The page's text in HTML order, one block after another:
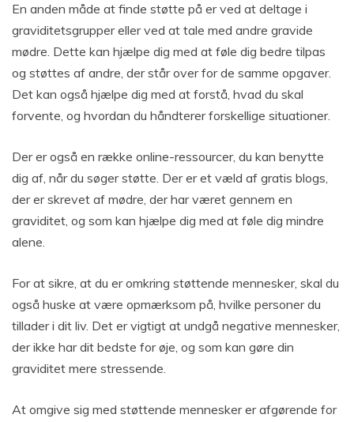
En anden måde at finde støtte på er ved at deltage i
graviditetsgrupper eller ved at tale med andre gravide
mødre. Dette kan hjælpe dig med at føle dig bedre tilpas
og støttes af andre, der står over for de samme opgaver.
Det kan også hjælpe dig med at forstå, hvad du skal
forvente, og hvordan du håndterer forskellige situationer.
Der er også en række online-ressourcer, du kan benytte
dig af, når du søger støtte. Der er et væld af gratis blogs,
der er skrevet af mødre, der har været gennem en
graviditet, og som kan hjælpe dig med at føle dig mindre
alene.
For at sikre, at du er omkring støttende mennesker, skal du
også huske at være opmærksom på, hvilke personer du
tillader i dit liv. Det er vigtigt at undgå negative mennesker,
der ikke har dit bedste for øje, og som kan gøre din
graviditet mere stressende.
At omgive sig med støttende mennesker er afgørende for